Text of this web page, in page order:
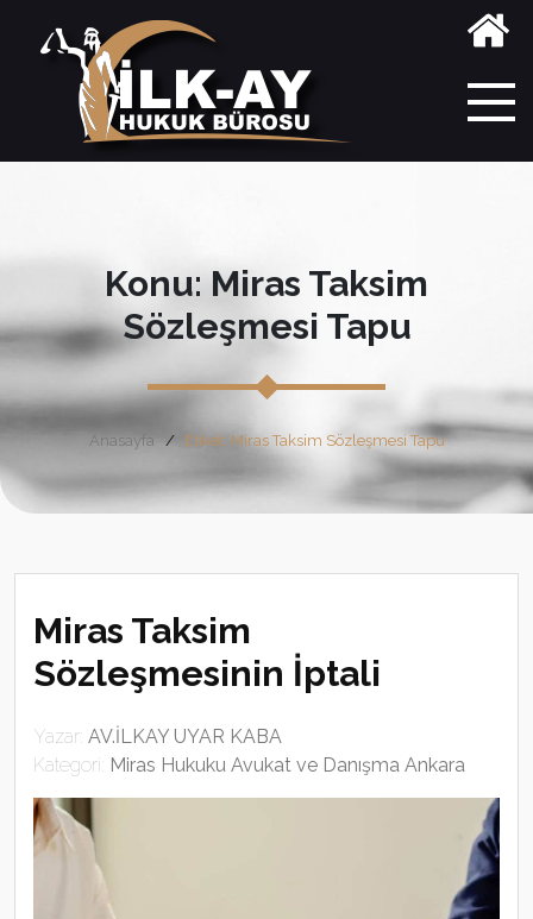
Konu: Miras Taksim
Sözleşmesi Tapu
Anasayfa Etiket: Miras Taksim Sözleşmesi Tapu
Miras Taksim
Sözleşmesinin İptali
Yazar: AV.İLKAY UYAR KABA
Kategori: Miras Hukuku Avukat ve Danışma Ankara